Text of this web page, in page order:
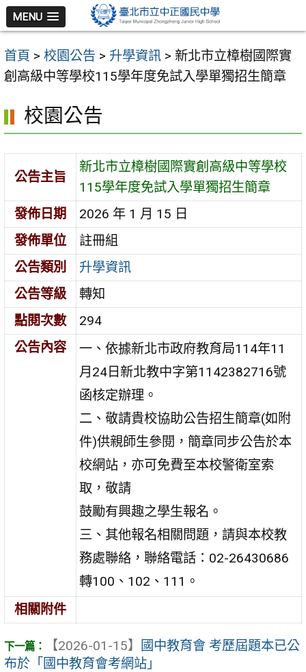
跳
至
主
要
容
區
MENU
首頁 > 校園公告 > 升學資訊 > 新北市立樟樹國際實
創高級中等學校115學年度免試入學單獨招生簡章
校園公告
公告主旨
新北市立樟樹國際實創高級中等學校
115學年度免試入學單獨招生簡章
發佈日期
2026 年 1 月 15 日
發佈單位
註冊組
公告類別
升學資訊
公告等級
轉知
點閱次數
294
公告內容
一、依據新北市政府教育局114年11
月24日新北教中字第1142382716號
函核定辦理。
二、敬請貴校協助公告招生簡章(如附
件)供親師生參閱，簡章同步公告於本
校網站，亦可免費至本校警衛室索
取，敬請
鼓勵有興趣之學生報名。
三、其他報名相關問題，請與本校教
務處聯絡，聯絡電話：02-26430686
轉100、102、111。
相關附件
【2026-01-15】
國中教育會 考歷屆題本已公
布於「國中教育會考網站」